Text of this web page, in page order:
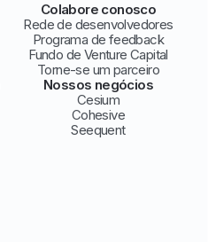
Colabore conosco
Rede de desenvolvedores
Programa de feedback
Fundo de Venture Capital
Torne-se um parceiro
Nossos negócios
Cesium
Cohesive
Seequent